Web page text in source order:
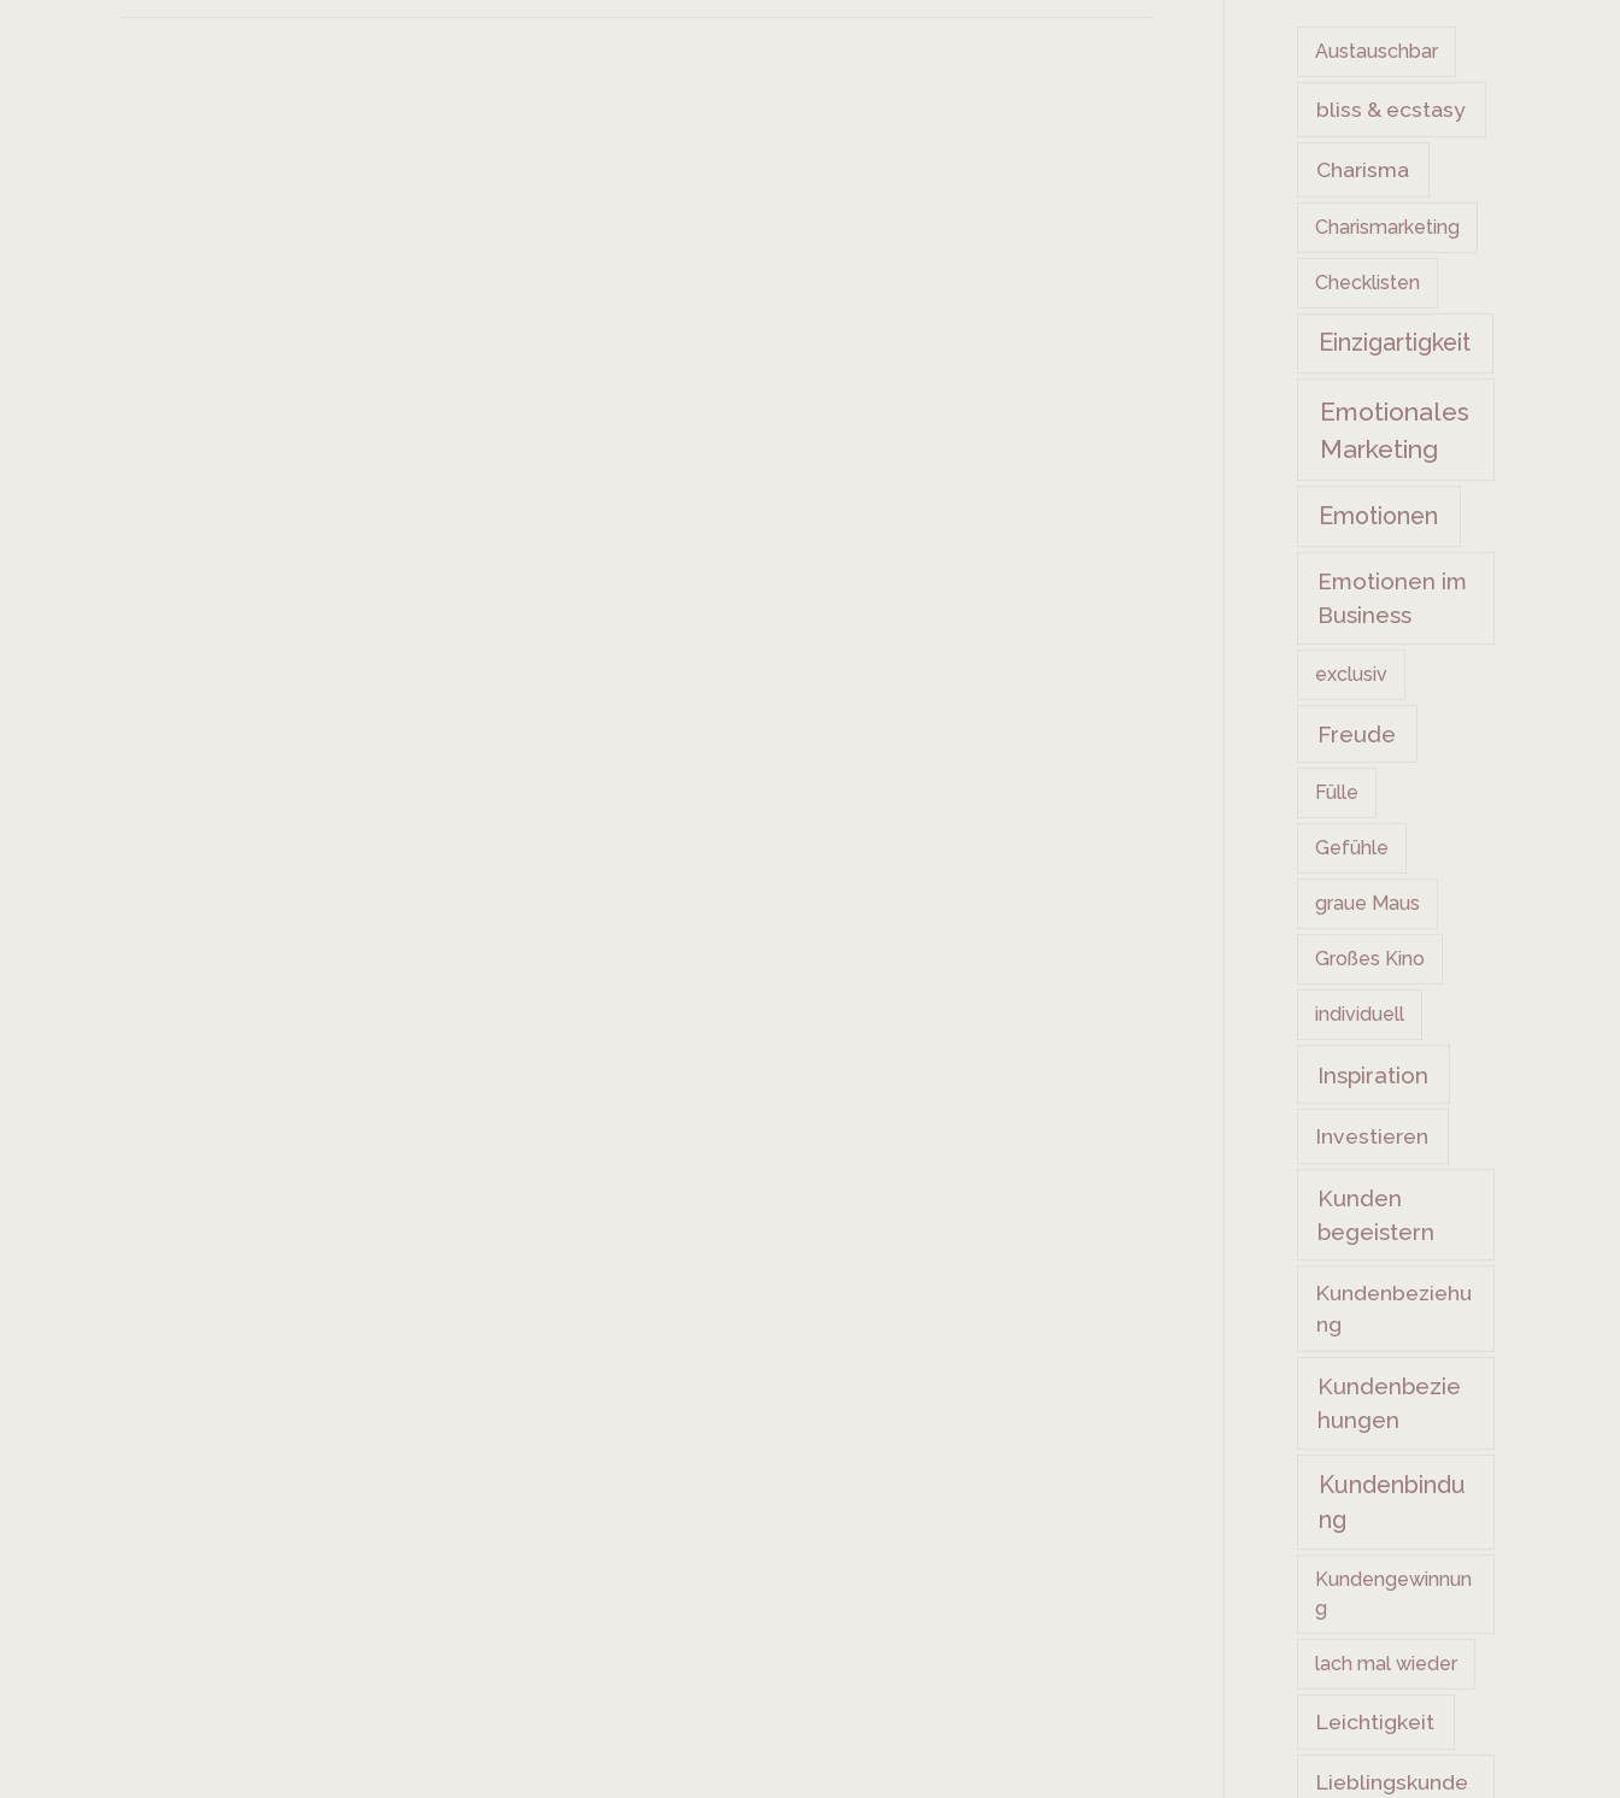
Austauschbar
bliss & ecstasy
Charisma
Charismarketing
Checklisten
Einzigartigkeit
Emotionales
Marketing
Emotionen
Emotionen im
Business
exclusiv
Freude
Fülle
Gefühle
graue Maus
Großes Kino
individuell
Inspiration
Investieren
Kunden
begeistern
Kundenbeziehu
ng
Kundenbezie
hungen
Kundenbindu
ng
Kundengewinnun
g
lach mal wieder
Leichtigkeit
Lieblingskunde